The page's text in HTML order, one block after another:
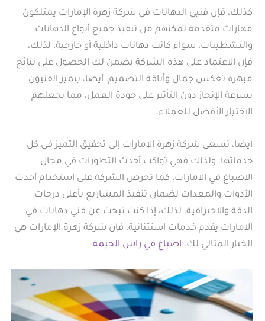
كذلك، فإن فنيي الدهانات في شركة زهرة الإمارات يمتلكون
مهارات متقدمة تمكنهم من تنفيذ جميع أنواع الدهانات
والتشطيبات، سواء كانت دهانات داخلية أو خارجية. لذلك،
فإن الاعتماد على هذه الشركة يضمن لك الحصول على نتائج
مبهرة تعكس جمال وأناقة التصميم. أيضا، يتميز الفنيون
بسرعة الإنجاز دون التأثير على جودة العمل، مما يجعلهم
الاختيار الأفضل للعملاء.
أيضا، تسعى شركة زهرة الإمارات إلى تحقيق التميز في كل
خدماتها، ولذلك فهي تواكب أحدث التطورات في مجال
الاصباغ في الامارات. كما تحرص الشركة على استخدام أحدث
الأدوات والمعدات لضمان تنفيذ المشاريع بأعلى درجات
الدقة والاحترافية. لذلك، إذا كنت تبحث عن فني دهانات في
الامارات يقدم خدمات استثنائية، فإن شركة زهرة الإمارات هي
الخيار المثالي لك. اصباغ في راس الخيمة